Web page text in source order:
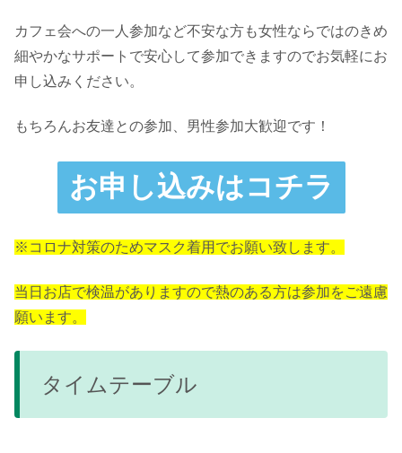
カフェ会への一人参加など不安な方も女性ならではのきめ
細やかなサポートで安心して参加できますのでお気軽にお
申し込みください。
もちろんお友達との参加、男性参加大歓迎です！
お申し込みはコチラ
※コロナ対策のためマスク着用でお願い致します。
当日お店で検温がありますので熱のある方は参加をご遠慮
願います。
タイムテーブル